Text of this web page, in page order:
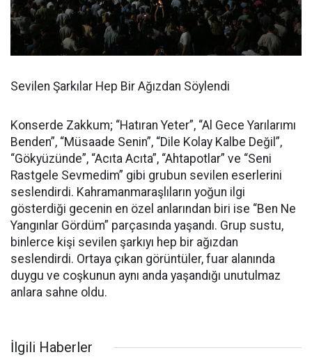
Sevilen Şarkılar Hep Bir Ağızdan Söylendi
Konserde Zakkum; “Hatıran Yeter”, “Al Gece Yarılarımı
Benden”, “Müsaade Senin”, “Dile Kolay Kalbe Değil”,
“Gökyüzünde”, “Acıta Acıta”, “Ahtapotlar” ve “Seni
Rastgele Sevmedim” gibi grubun sevilen eserlerini
seslendirdi. Kahramanmaraşlıların yoğun ilgi
gösterdiği gecenin en özel anlarından biri ise “Ben Ne
Yangınlar Gördüm” parçasında yaşandı. Grup sustu,
binlerce kişi sevilen şarkıyı hep bir ağızdan
seslendirdi. Ortaya çıkan görüntüler, fuar alanında
duygu ve coşkunun aynı anda yaşandığı unutulmaz
anlara sahne oldu.
İlgili Haberler